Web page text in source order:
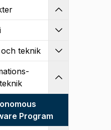
teknik
Program